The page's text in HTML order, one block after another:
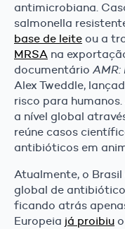
antimicrobiana.
salmonella
base de leite ou a
MRSA na
documentário
Alex Tweddle,
risco para
a nível global
reúne casos
antibióticos em
Atualmente, o Brasil
global de
ficando atrás
Europeia já proibiu